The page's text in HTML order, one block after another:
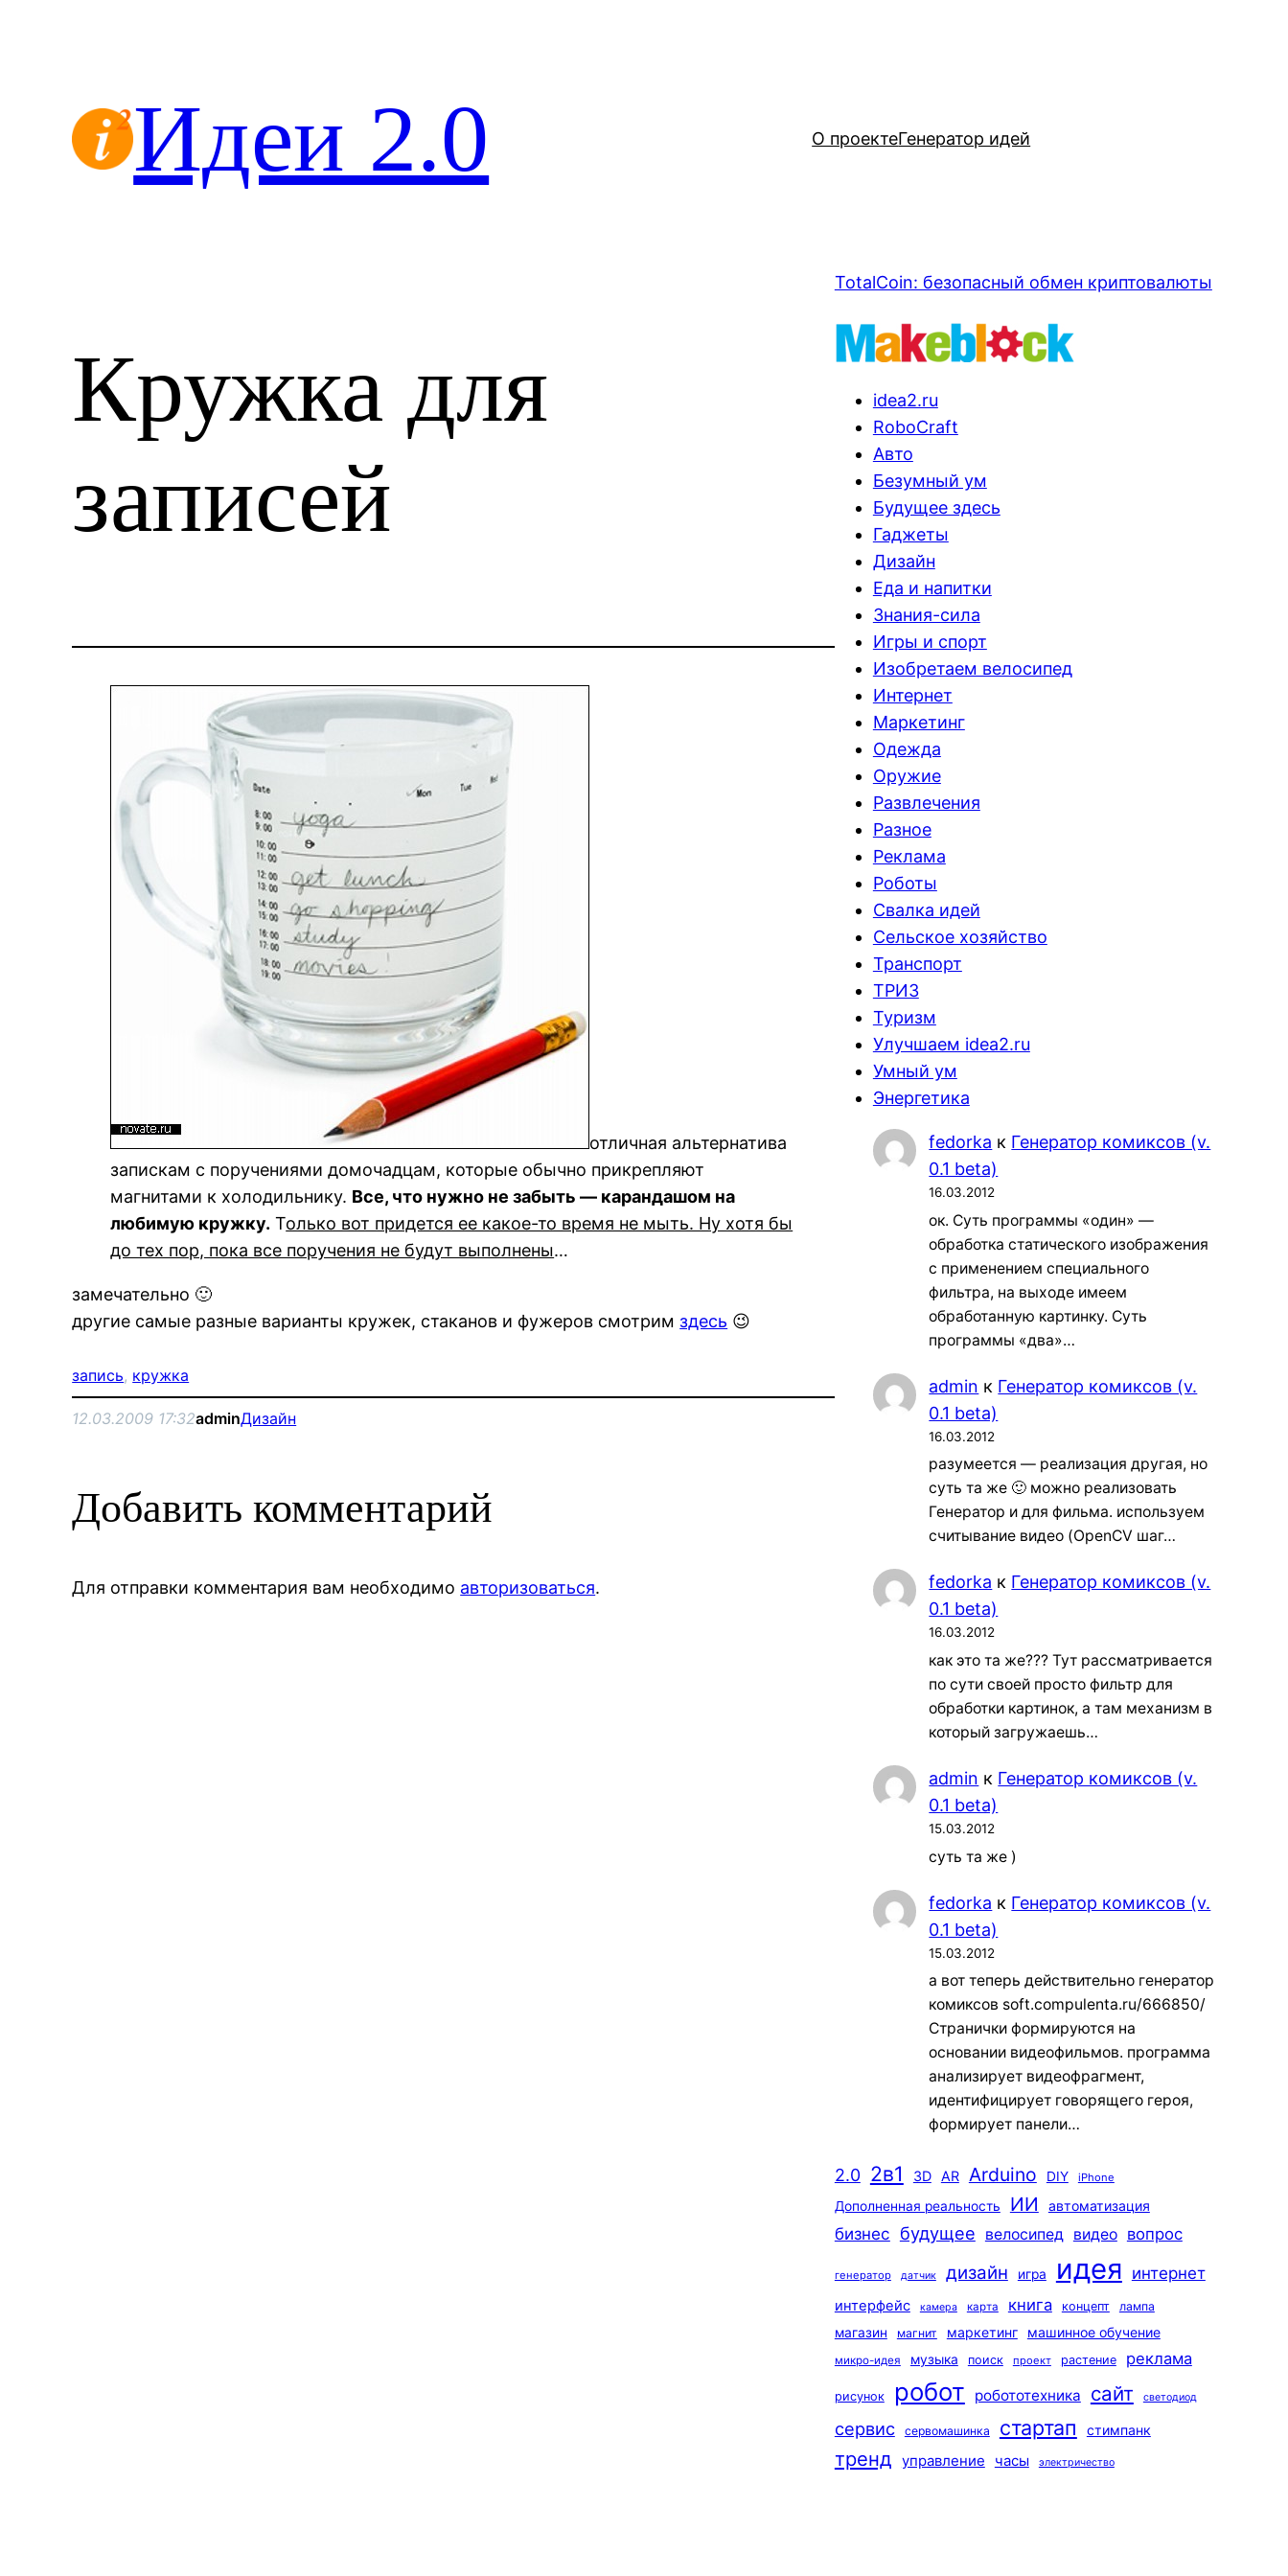
Идеи 2.0 О проектеГенератор идей
Кружка для
записей
отличная альтернатива
запискам с поручениями домочадцам, которые обычно прикрепляют
магнитами к холодильнику. Все, что нужно не забыть — карандашом на
любимую кружку. Только вот придется ее какое-то время не мыть. Ну хотя бы
до тех пор, пока все поручения не будут выполнены…
замечательно 🙂
другие самые разные варианты кружек, стаканов и фужеров смотрим здесь 😉
запись, кружка
12.03.2009 17:32adminДизайн
Добавить комментарий
Для отправки комментария вам необходимо авторизоваться.
TotalCoin: безопасный обмен криптовалюты
idea2.ru
RoboCraft
Авто
Безумный ум
Будущее здесь
Гаджеты
Дизайн
Еда и напитки
Знания-сила
Игры и спорт
Изобретаем велосипед
Интернет
Маркетинг
Одежда
Оружие
Развлечения
Разное
Реклама
Роботы
Свалка идей
Сельское хозяйство
Транспорт
ТРИЗ
Туризм
Улучшаем idea2.ru
Умный ум
Энергетика
fedorka к Генератор комиксов (v.
0.1 beta)
16.03.2012
ок. Суть программы «один» —
обработка статического изображения
с применением специального
фильтра, на выходе имеем
обработанную картинку. Суть
программы «два»…
admin к Генератор комиксов (v.
0.1 beta)
16.03.2012
разумеется — реализация другая, но
суть та же 🙂 можно реализовать
Генератор и для фильма. используем
считывание видео (OpenCV шаг…
fedorka к Генератор комиксов (v.
0.1 beta)
16.03.2012
как это та же??? Тут рассматривается
по сути своей просто фильтр для
обработки картинок, а там механизм в
который загружаешь…
admin к Генератор комиксов (v.
0.1 beta)
15.03.2012
суть та же )
fedorka к Генератор комиксов (v.
0.1 beta)
15.03.2012
а вот теперь действительно генератор
комиксов soft.compulenta.ru/666850/
Странички формируются на
основании видеофильмов. программа
анализирует видеофрагмент,
идентифицирует говорящего героя,
формирует панели…
2.0 2в1 3D AR Arduino DIY iPhone
Дополненная реальность ИИ автоматизация
бизнес будущее велосипед видео вопрос
генератор датчик дизайн игра идея интернет
интерфейс камера карта книга концепт лампа
магазин магнит маркетинг машинное обучение
микро-идея музыка поиск проект растение реклама
рисунок робот робототехника сайт светодиод
сервис сервомашинка стартап стимпанк
тренд управление часы электричество